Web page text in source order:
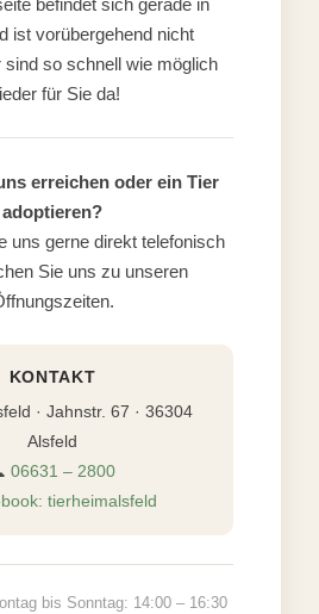
befindet sich gerade in
ist vorübergehend nicht
sind so schnell wie möglich
für Sie da!
erreichen oder ein Tier
adoptieren?
uns gerne direkt telefonisch
Sie uns zu unseren
KONTAKT
· Jahnstr. 67 · 36304
Alsfeld
06631 – 2800
tierheimalsfeld
bis Sonntag: 14:00 – 16:30